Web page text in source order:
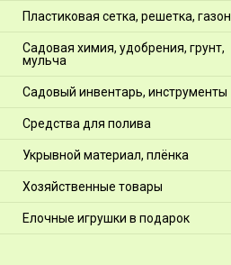
Пластиковая сетка, решетка, газон
Садовая химия, удобрения, грунт,
мульча
Садовый инвентарь, инструменты
Средства для полива
Укрывной материал, плёнка
Хозяйственные товары
Елочные игрушки в подарок